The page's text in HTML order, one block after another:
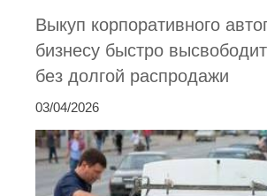
Выкуп корпоративного
бизнесу быстро
без долгой распродажи
03/04/2026